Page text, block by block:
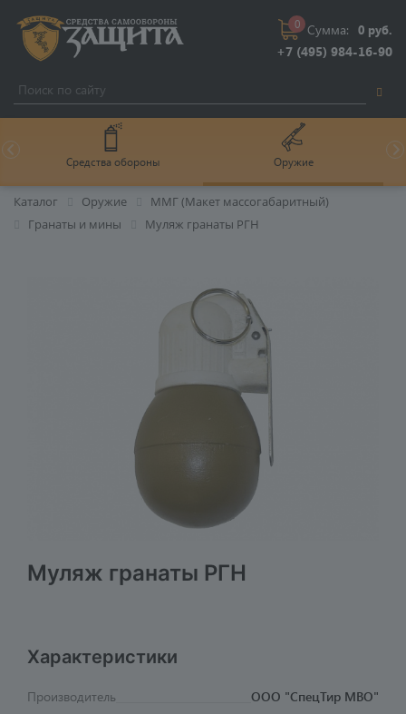
+7 (495) 984-16-90
0 Сумма: 0 руб.
Средства обороны Оружие
Каталог Оружие
ММГ (Макет массогабаритный)
Гранаты и мины
Муляж гранаты РГН
Муляж гранаты РГН
Характеристики
Производитель
ООО "СпецТир МВО"